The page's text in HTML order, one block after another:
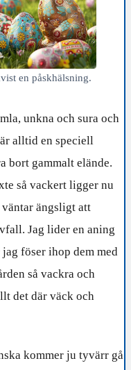
en påskhälsning.
unkna och sura och
alltid en speciell
bort gammalt elände.
så vackert ligger nu
ängsligt att
Jag lider en aning
föser ihop dem med
så vackra och
det där väck och
kommer ju tyvärr gå